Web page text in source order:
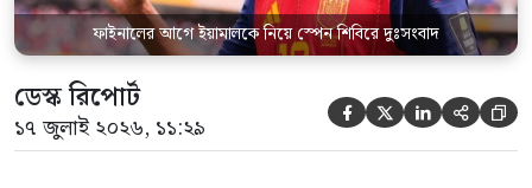
ফাইনালের আগে ইয়ামালকে নিয়ে স্পেন শিবিরে দুঃসংবাদ
ডেস্ক রিপোর্ট
১৭ জুলাই ২০২৬, ১১:২৯     